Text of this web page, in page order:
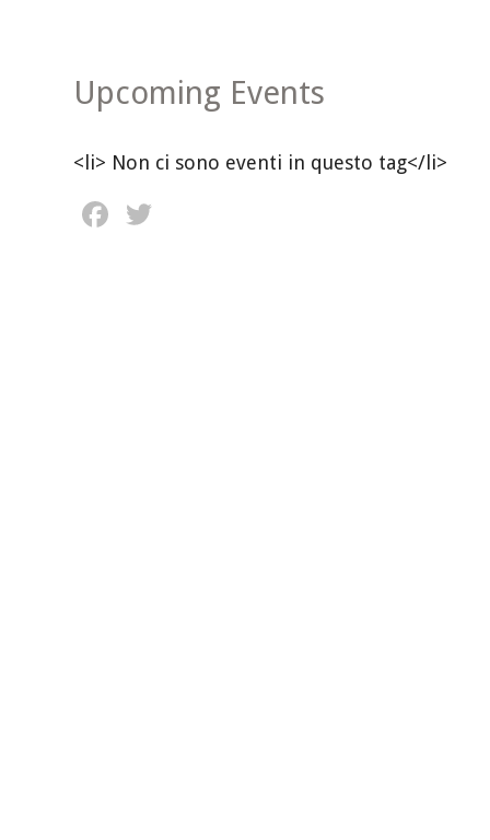
Upcoming Events
<li> Non ci sono eventi in questo tag</li>
Facebook